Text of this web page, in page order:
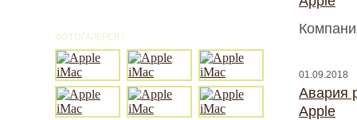
ФОТОГАЛЕРЕЯ /
01.09.2018
Авария
Apple